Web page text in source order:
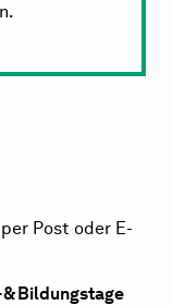
Post oder E-
Bildungstage